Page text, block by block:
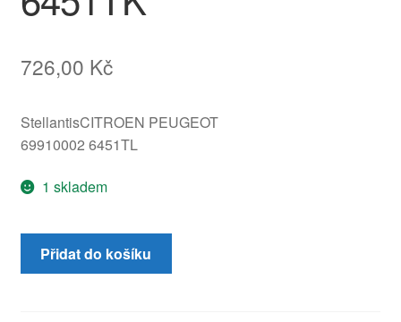
726,00 Kč
StellantisCITROEN PEUGEOT
69910002 6451TL
1 skladem
Ovládání
topení
Přidat do košíku